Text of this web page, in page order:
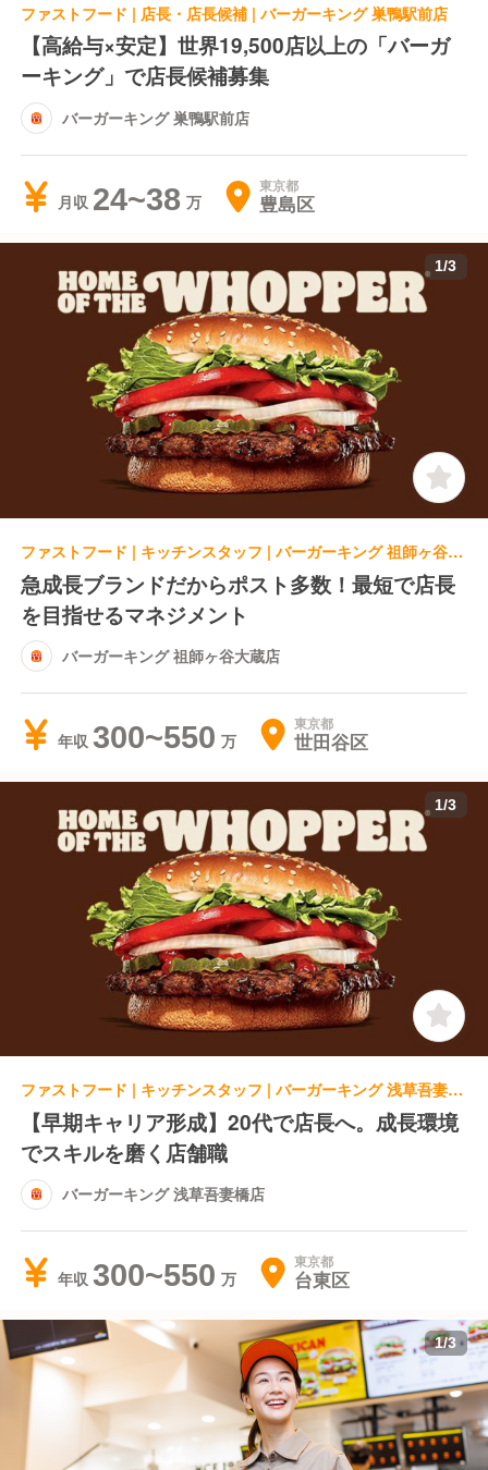
ファストフード | 店長・店長候補 | バーガーキング 巣鴨駅前店
【高給与×安定】世界19,500店以上の「バーガ
ーキング」で店長候補募集
バーガーキング 巣鴨駅前店
月収 24~38 東京都
豊島区
1/3
ファストフード | キッチンスタッフ | バーガーキング 祖師ヶ谷大蔵店
急成長ブランドだからポスト多数！最短で店長
を目指せるマネジメント
バーガーキング 祖師ヶ谷大蔵店
年収 300~550 東京都
世田谷区
1/3
ファストフード | キッチンスタッフ | バーガーキング 浅草吾妻橋店
【早期キャリア形成】20代で店長へ。成長環境
でスキルを磨く店舗職
バーガーキング 浅草吾妻橋店
年収 300~550 東京都
台東区
1/3